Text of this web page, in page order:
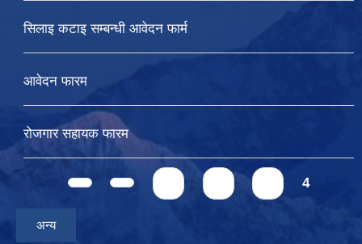
सिलाइ कटाइ सम्बन्धी आवेदन फार्म
आवेदन फारम
रोजगार सहायक फारम
Pages 4
अन्य